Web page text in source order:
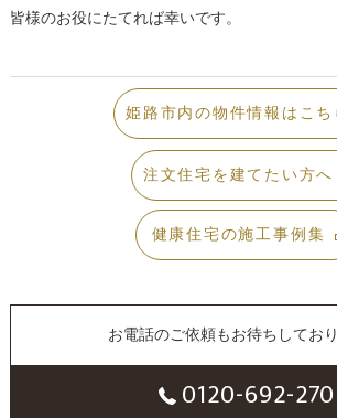
皆様のお役にたてれば幸いです。
姫路市内の物件情報はこち
注文住宅を建てたい方へ
健康住宅の施工事例集
お電話のご依頼もお待ちしており
0120-692-270